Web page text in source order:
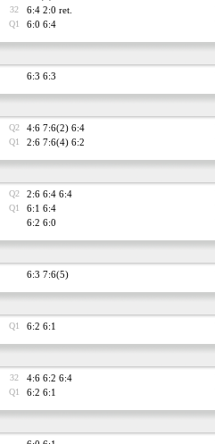
32 6:4 2:0 ret.
Q1 6:0 6:4
6:3 6:3
Q2 4:6 7:6(2) 6:4
Q1 2:6 7:6(4) 6:2
Q2 2:6 6:4 6:4
Q1 6:1 6:4
6:2 6:0
6:3 7:6(5)
Q1 6:2 6:1
32 4:6 6:2 6:4
Q1 6:2 6:1